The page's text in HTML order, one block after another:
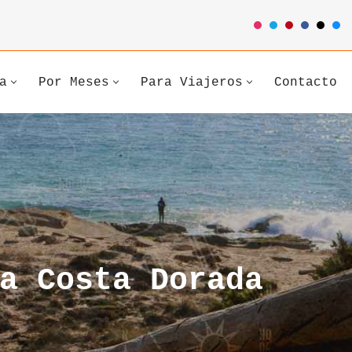
Por Meses Para Viajeros Contacto
Dorada